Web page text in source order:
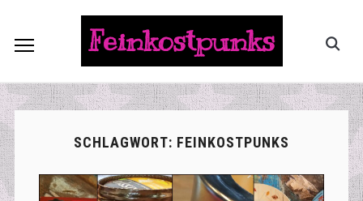
Feinkostpunks
SCHLAGWORT: FEINKOSTPUNKS